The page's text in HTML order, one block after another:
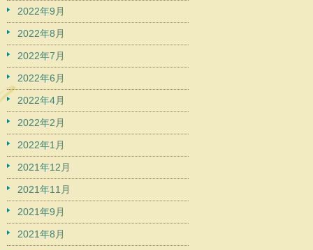
2022年9月
2022年8月
2022年7月
2022年6月
2022年4月
2022年2月
2022年1月
2021年12月
2021年11月
2021年9月
2021年8月